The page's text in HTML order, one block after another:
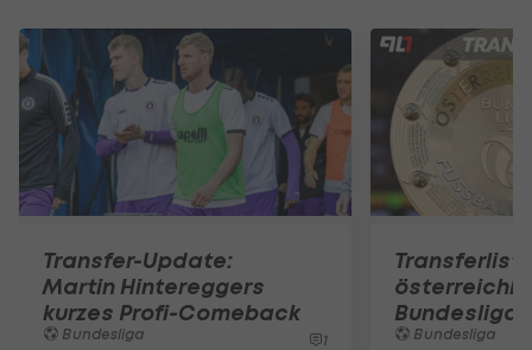
Transfer-Update:
Martin Hintereggers
kurzes Profi-Comeback
Bundesliga 1
Bundesliga
Bundesliga